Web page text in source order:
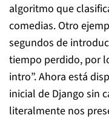
algoritmo que
comedias. Otro
segundos de
tiempo perdido, por
intro”. Ahora está
inicial de Django sin
literalmente nos